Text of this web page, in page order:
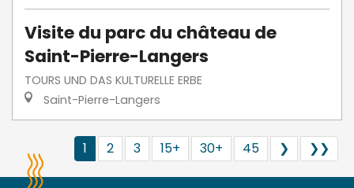
Visite du parc du château de
Saint-Pierre-Langers
TOURS UND DAS KULTURELLE ERBE
Saint-Pierre-Langers
1 2 3 15+ 30+ 45 ❯ ❯❯